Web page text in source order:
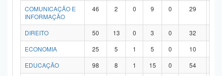
COMUNICAÇÃO E
INFORMAÇÃO
46 2 0 9 0 29
DIREITO 50 13 0 3 0 32
ECONOMIA
25 5 1 5 0 10
EDUCAÇÃO
98 8 1 15 0 54